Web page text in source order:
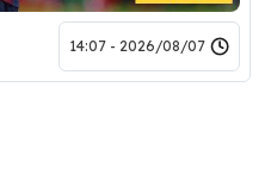
2026/08/07 - 14:07